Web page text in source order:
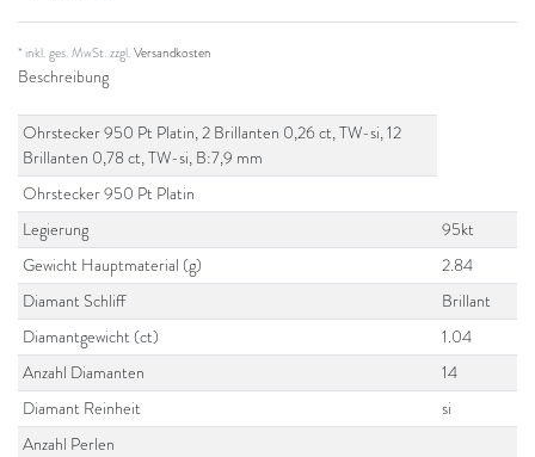
* inkl. ges. MwSt. zzgl.Versandkosten
Beschreibung
Ohrstecker 950 Pt Platin, 2 Brillanten 0,26 ct, TW-si, 12
Brillanten 0,78 ct, TW-si, B:7,9 mm
Ohrstecker 950 Pt Platin
Legierung
95kt
Gewicht Hauptmaterial (g)
2.84
Diamant Schliff
Brillant
Diamantgewicht (ct)
1.04
Anzahl Diamanten
14
Diamant Reinheit
si
Anzahl Perlen